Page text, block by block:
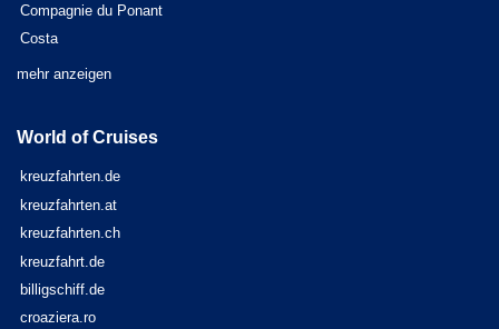
Compagnie du Ponant
Costa
mehr anzeigen
World of Cruises
kreuzfahrten.de
kreuzfahrten.at
kreuzfahrten.ch
kreuzfahrt.de
billigschiff.de
croaziera.ro